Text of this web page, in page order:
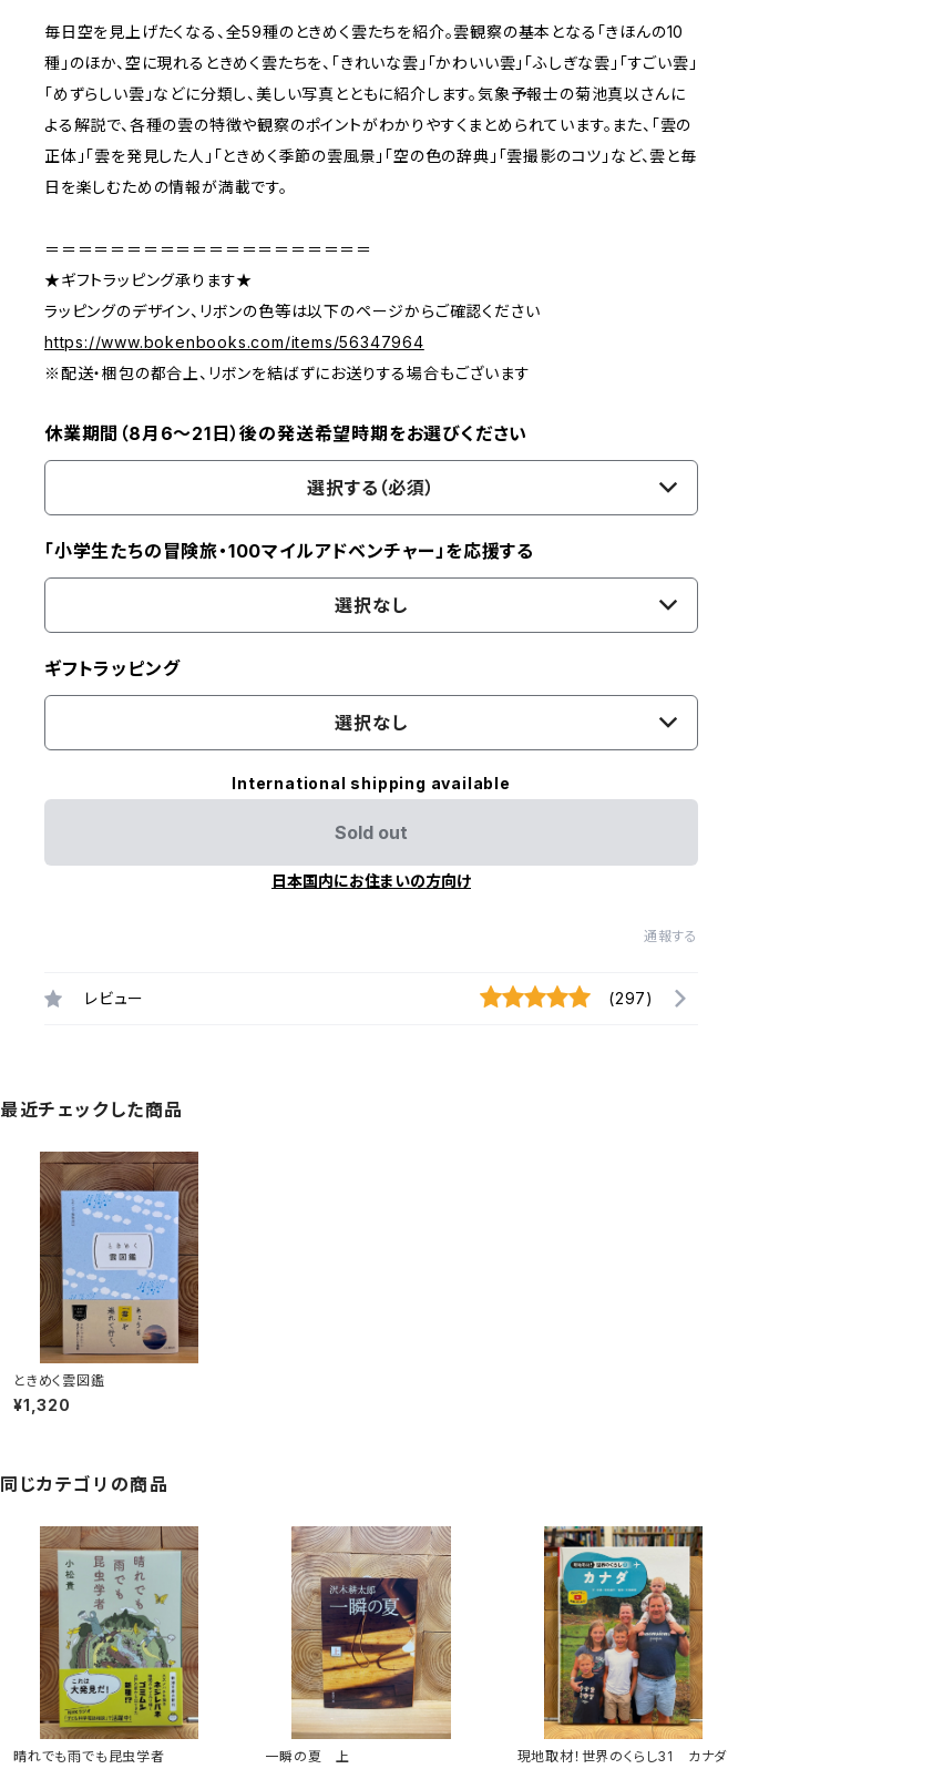
毎日空を見上げたくなる、全59種のときめく雲たちを紹介。雲観察の基本となる「きほんの10
種」のほか、空に現れるときめく雲たちを、「きれいな雲」「かわいい雲」「ふしぎな雲」「すごい雲」
「めずらしい雲」などに分類し、美しい写真とともに紹介します。気象予報士の菊池真以さんに
よる解説で、各種の雲の特徴や観察のポイントがわかりやすくまとめられています。また、「雲の
正体」「雲を発見した人」「ときめく季節の雲風景」「空の色の辞典」「雲撮影のコツ」など、雲と毎
日を楽しむための情報が満載です。
＝＝＝＝＝＝＝＝＝＝＝＝＝＝＝＝＝＝＝＝
★ギフトラッピング承ります★
ラッピングのデザイン、リボンの色等は以下のページからご確認ください
https://www.bokenbooks.com/items/56347964
※配送・梱包の都合上、リボンを結ばずにお送りする場合もございます
休業期間（8月6〜21日）後の発送希望時期をお選びください
選択する（必須）
「小学生たちの冒険旅・100マイルアドベンチャー」を応援する
選択なし
ギフトラッピング
選択なし
International shipping available
Sold out
日本国内にお住まいの方向け
通報する
レビュー (297)
最近チェックした商品
ときめく雲図鑑
¥1,320
同じカテゴリの商品
晴れでも雨でも昆虫学者 一瞬の夏 上 現地取材！世界のくらし31 カナダ